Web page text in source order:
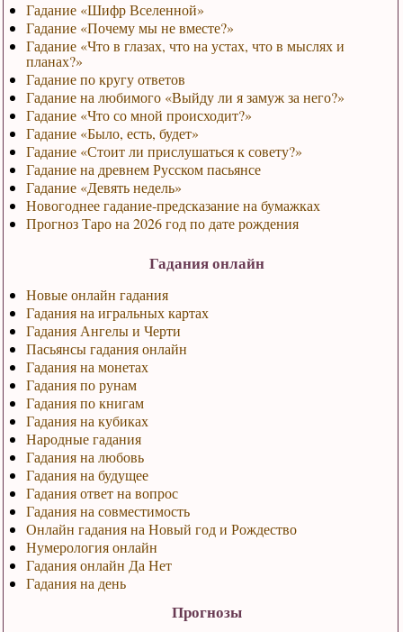
Гадание «Шифр Вселенной»
Гадание «Почему мы не вместе?»
Гадание «Что в глазах, что на устах, что в мыслях и
планах?»
Гадание по кругу ответов
Гадание на любимого «Выйду ли я замуж за него?»
Гадание «Что со мной происходит?»
Гадание «Было, есть, будет»
Гадание «Стоит ли прислушаться к совету?»
Гадание на древнем Русском пасьянсе
Гадание «Девять недель»
Новогоднее гадание-предсказание на бумажках
Прогноз Таро на 2026 год по дате рождения
Гадания онлайн
Новые онлайн гадания
Гадания на игральных картах
Гадания Ангелы и Черти
Пасьянсы гадания онлайн
Гадания на монетах
Гадания по рунам
Гадания по книгам
Гадания на кубиках
Народные гадания
Гадания на любовь
Гадания на будущее
Гадания ответ на вопрос
Гадания на совместимость
Онлайн гадания на Новый год и Рождество
Нумерология онлайн
Гадания онлайн Да Нет
Гадания на день
Прогнозы